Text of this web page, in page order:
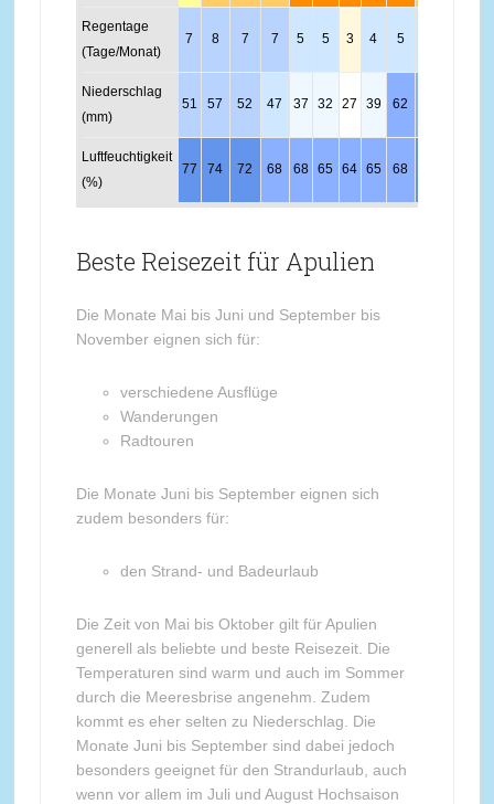
Regentage
(Tage/Monat)
7 8 7 7 5 5 3 4 5
Niederschlag
(mm)
51 57 52 47 37 32 27 39 62
Luftfeuchtigkeit
(%)
77 74 72 68 68 65 64 65 68
Beste Reisezeit für Apulien
Die Monate Mai bis Juni und September bis
November eignen sich für:
verschiedene Ausflüge
Wanderungen
Radtouren
Die Monate Juni bis September eignen sich
zudem besonders für:
den Strand- und Badeurlaub
Die Zeit von Mai bis Oktober gilt für Apulien
generell als beliebte und beste Reisezeit. Die
Temperaturen sind warm und auch im Sommer
durch die Meeresbrise angenehm. Zudem
kommt es eher selten zu Niederschlag. Die
Monate Juni bis September sind dabei jedoch
besonders geeignet für den Strandurlaub, auch
wenn vor allem im Juli und August Hochsaison